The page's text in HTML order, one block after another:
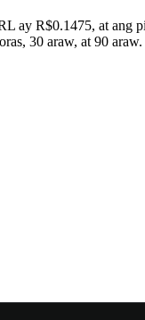
ay R$0.1475, at
30 araw, at 90 araw.